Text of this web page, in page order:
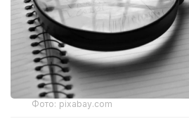
Фото: pixabay.com